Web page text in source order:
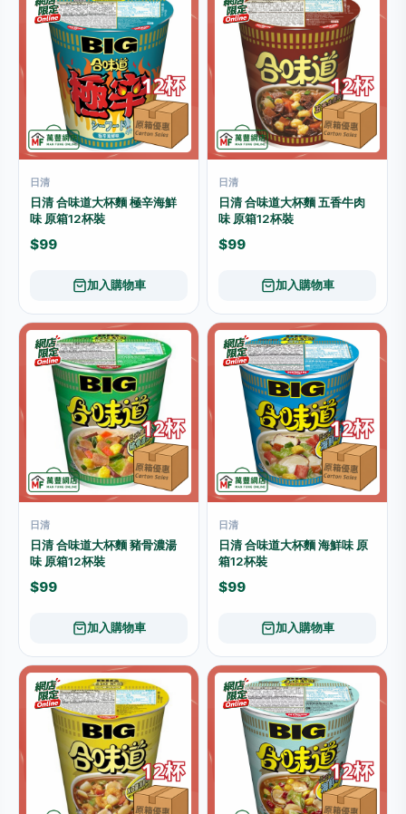
日清
日清 合味道大杯麵 極辛海鮮
味 原箱12杯裝
$99
加入購物車
日清
日清 合味道大杯麵 五香牛肉
味 原箱12杯裝
$99
加入購物車
日清
日清 合味道大杯麵 豬骨濃湯
味 原箱12杯裝
$99
加入購物車
日清
日清 合味道大杯麵 海鮮味 原
箱12杯裝
$99
加入購物車